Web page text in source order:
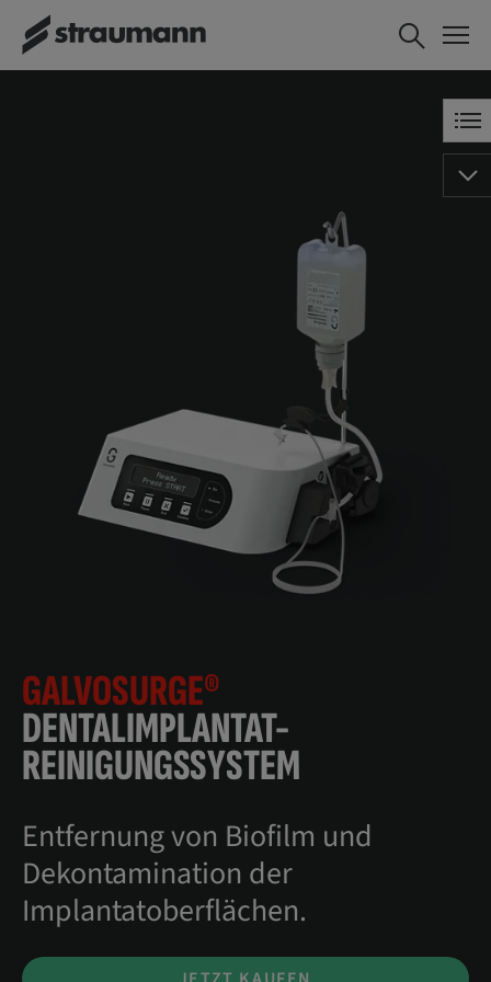
GALVOSURGE®
DENTALIMPLANTAT-
REINIGUNGSSYSTEM
Entfernung von Biofilm und
Dekontamination der
Implantatoberflächen.